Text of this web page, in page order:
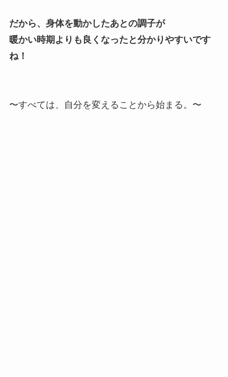
だから、身体を動かしたあとの調子が
暖かい時期よりも良くなったと分かりやすいです
ね！
〜すべては、自分を変えることから始まる。〜